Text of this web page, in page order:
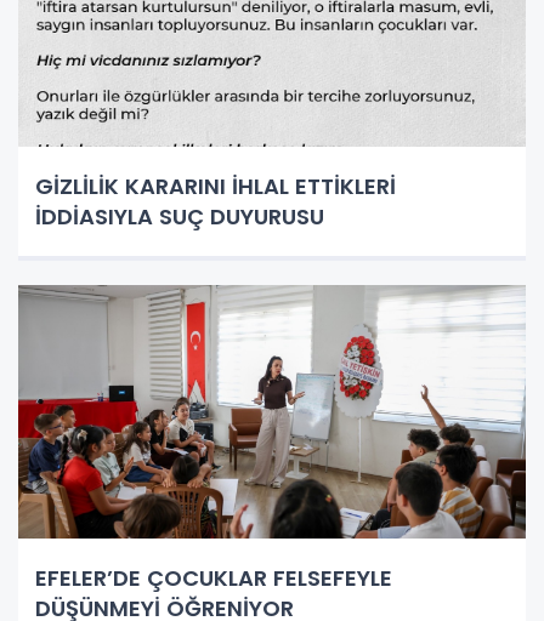
GİZLİLİK KARARINI İHLAL ETTİKLERİ
İDDİASIYLA SUÇ DUYURUSU
EFELER’DE ÇOCUKLAR FELSEFEYLE
DÜŞÜNMEYİ ÖĞRENİYOR